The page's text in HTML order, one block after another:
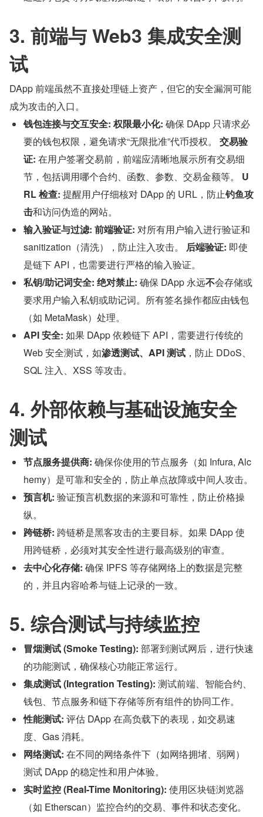
3. 前端与 Web3 集成安全测
试
DApp 前端虽然不直接处理链上资产，但它的安全漏洞可能
成为攻击的入口。
钱包连接与交互安全: 权限最小化: 确保 DApp 只请求必
要的钱包权限，避免请求“无限批准”代币授权。 交易验
证: 在用户签署交易前，前端应清晰地展示所有交易细
节，包括调用哪个合约、函数、参数、交易金额等。 U
RL 检查: 提醒用户仔细核对 DApp 的 URL，防止钓鱼攻
击和访问伪造的网站。
输入验证与过滤: 前端验证: 对所有用户输入进行验证和
sanitization（清洗），防止注入攻击。 后端验证: 即使
是链下 API，也需要进行严格的输入验证。
私钥/助记词安全: 绝对禁止: 确保 DApp 永远不会存储或
要求用户输入私钥或助记词。所有签名操作都应由钱包
（如 MetaMask）处理。
API 安全: 如果 DApp 依赖链下 API，需要进行传统的
Web 安全测试，如渗透测试、API 测试 ，防止 DDoS、
SQL 注入、XSS 等攻击。
4. 外部依赖与基础设施安全
测试
节点服务提供商: 确保你使用的节点服务（如 Infura, Alc
hemy）是可靠和安全的，防止单点故障或中间人攻击。
预言机: 验证预言机数据的来源和可靠性，防止价格操
纵。
跨链桥: 跨链桥是黑客攻击的主要目标。如果 DApp 使
用跨链桥，必须对其安全性进行最高级别的审查。
去中心化存储: 确保 IPFS 等存储网络上的数据是完整
的，并且内容哈希与链上记录的一致。
5. 综合测试与持续监控
冒烟测试 (Smoke Testing): 部署到测试网后，进行快速
的功能测试，确保核心功能正常运行。
集成测试 (Integration Testing): 测试前端、智能合约、
钱包、节点服务和链下存储等所有组件的协同工作。
性能测试: 评估 DApp 在高负载下的表现，如交易速
度、Gas 消耗。
网络测试: 在不同的网络条件下（如网络拥堵、弱网）
测试 DApp 的稳定性和用户体验。
实时监控 (Real-Time Monitoring): 使用区块链浏览器
（如 Etherscan）监控合约的交易、事件和状态变化。